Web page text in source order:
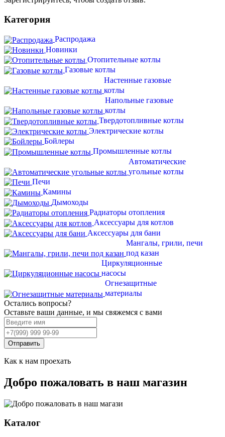
Категория
Распродажа
Новинки
Отопительные котлы
Газовые котлы
Настенные газовые
котлы
Напольные газовые
котлы
Твердотопливные котлы
Электрические котлы
Бойлеры
Промышленные котлы
Автоматические
угольные котлы
Печи
Камины
Дымоходы
Радиаторы отопления
Аксессуары для котлов
Аксессуары для бани
Мангалы, грили, печи
под казан
Циркуляционные
насосы
Огнезащитные
материалы
Остались вопросы?
Оставьте ваши данные, и мы свяжемся с вами
Отправить
Как к нам проехать
Добро пожаловать в наш магазин
Каталог